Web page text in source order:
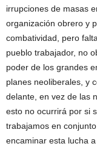
irrupciones de masas
organización obrero y
combatividad, pero
pueblo trabajador, no
poder de los grandes
planes neoliberales, y
delante, en vez de las
esto no ocurrirá por si
trabajamos en
encaminar esta lucha